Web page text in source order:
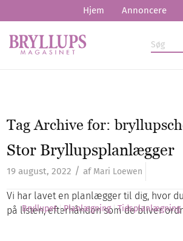
Hjem Annoncere
Tag Archive for:
Stor Bryllupsplanlægger
19 august, 2022 / af Mari Loewen
Vi har lavet en planlægger til dig, hvor
på listen, efterhånden som de bliver
Bryllupet Planlægning Tidsplanlægning